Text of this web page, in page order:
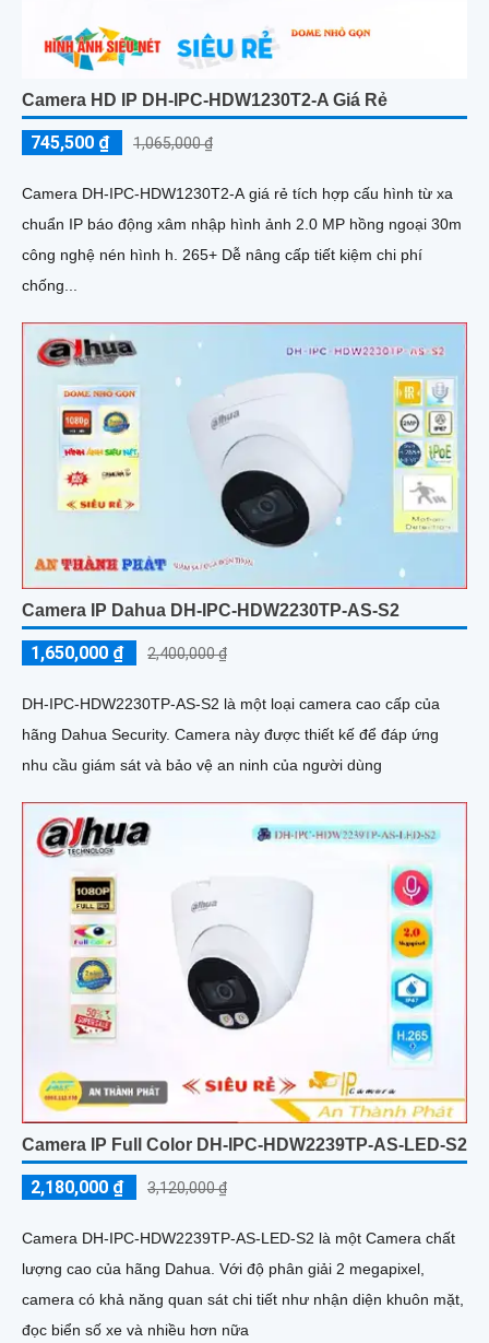
Camera HD IP DH-IPC-HDW1230T2-A Giá Rẻ
745,500 ₫ 1,065,000 ₫
Camera DH-IPC-HDW1230T2-A giá rẻ tích hợp cấu hình từ xa
chuẩn IP báo động xâm nhập hình ảnh 2.0 MP hồng ngoại 30m
công nghệ nén hình h. 265+ Dễ nâng cấp tiết kiệm chi phí
chống...
Camera IP Dahua DH-IPC-HDW2230TP-AS-S2
1,650,000 ₫ 2,400,000 ₫
DH-IPC-HDW2230TP-AS-S2 là một loại camera cao cấp của
hãng Dahua Security. Camera này được thiết kế để đáp ứng
nhu cầu giám sát và bảo vệ an ninh của người dùng
Camera IP Full Color DH-IPC-HDW2239TP-AS-LED-S2
2,180,000 ₫ 3,120,000 ₫
Camera DH-IPC-HDW2239TP-AS-LED-S2 là một Camera chất
lượng cao của hãng Dahua. Với độ phân giải 2 megapixel,
camera có khả năng quan sát chi tiết như nhận diện khuôn mặt,
đọc biển số xe và nhiều hơn nữa